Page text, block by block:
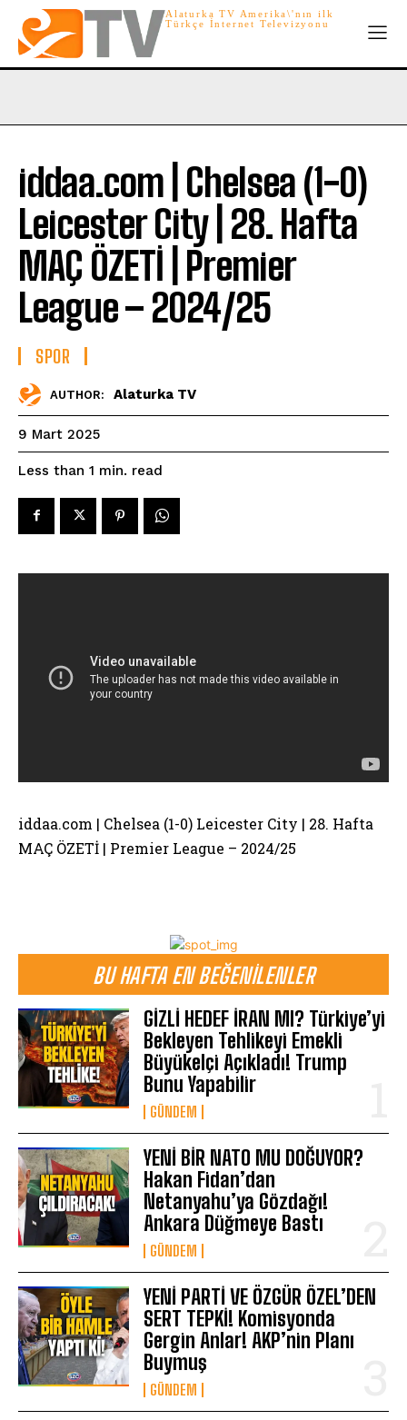
Alaturka TV Amerika\'nın ilk
Türkçe İnternet Televizyonu
BU HAFTA EN BEĞENILENLER
GİZLİ HEDEF İRAN MI? Türkiye’yi
Bekleyen Tehlikeyi Emekli
Büyükelçi Açıkladı! Trump
Bunu Yapabilir
GÜNDEM
YENİ BİR NATO MU DOĞUYOR?
Hakan Fidan’dan
Netanyahu’ya Gözdağı!
Ankara Düğmeye Bastı
GÜNDEM
YENİ PARTİ VE ÖZGÜR ÖZEL’DEN
SERT TEPKİ! Komisyonda
Gergin Anlar! AKP’nin Planı
Buymuş
GÜNDEM
iddaa.com | Chelsea (1-0)
Leicester City | 28. Hafta
MAÇ ÖZETİ | Premier
League – 2024/25
SPOR
AUTHOR: Alaturka TV
9 Mart 2025
Less than 1 min. read
iddaa.com | Chelsea (1-0) Leicester City | 28. Hafta
MAÇ ÖZETİ | Premier League – 2024/25